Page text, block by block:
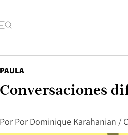
PAULA
Conversaciones
Por Por Dominique Karahanian /